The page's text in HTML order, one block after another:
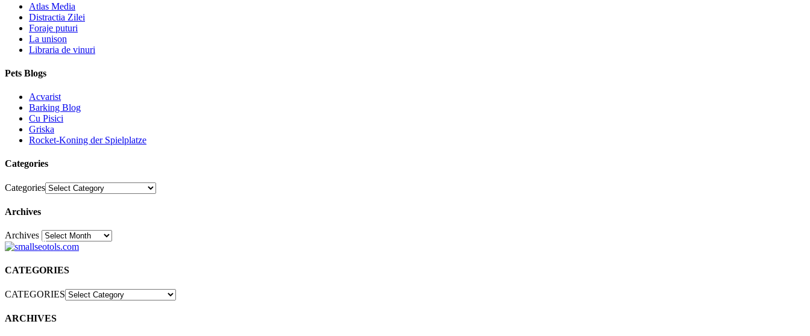
Atlas Media
Distractia Zilei
Foraje puturi
La unison
Libraria de vinuri
Pets Blogs
Acvarist
Barking Blog
Cu Pisici
Griska
Rocket-Koning der Spielplatze
Categories
Categories
Archives
Archives30
CATEGORIES
CATEGORIES
ARCHIVES